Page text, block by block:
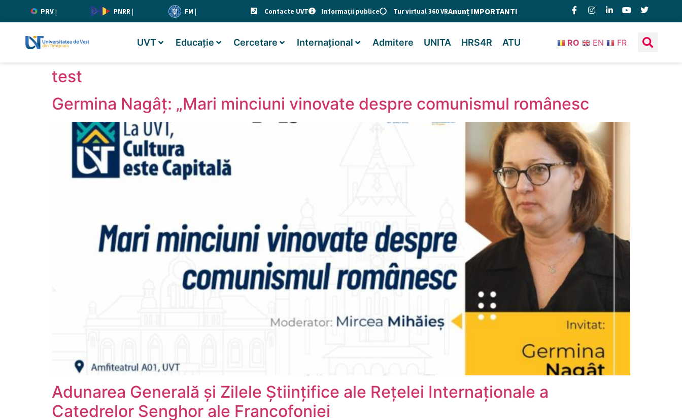
PRV| PNRR| FM | Contacte UVT Informații publice Tur virtual 360 VRAnunț IMPORTANT!
UVT Educație Cercetare Internațional Admitere UNITA HRS4R ATU RO EN FR
test
Germina Nagâț: „Mari minciuni vinovate despre comunismul românesc
Adunarea Generală și Zilele Științifice ale Rețelei Internaționale a
Catedrelor Senghor ale Francofoniei